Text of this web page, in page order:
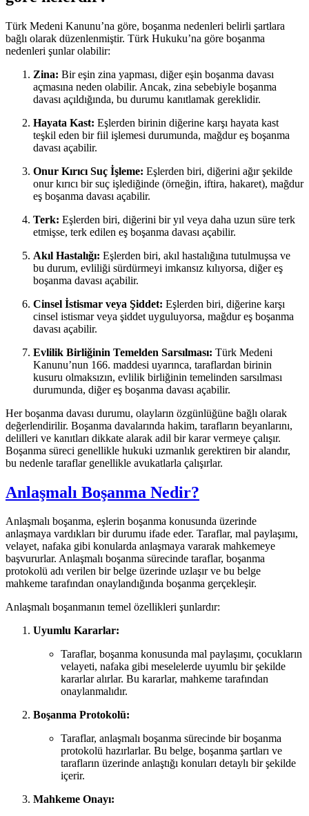
Türk Medeni Kanunu’na göre, boşanma nedenleri belirli şartlara
bağlı olarak düzenlenmiştir. Türk Hukuku’na göre boşanma
nedenleri şunlar olabilir:
Zina: Bir eşin zina yapması, diğer eşin boşanma davası
açmasına neden olabilir. Ancak, zina sebebiyle boşanma
davası açıldığında, bu durumu kanıtlamak gereklidir.
Hayata Kast: Eşlerden birinin diğerine karşı hayata kast
teşkil eden bir fiil işlemesi durumunda, mağdur eş boşanma
davası açabilir.
Onur Kırıcı Suç İşleme: Eşlerden biri, diğerini ağır şekilde
onur kırıcı bir suç işlediğinde (örneğin, iftira, hakaret), mağdur
eş boşanma davası açabilir.
Terk: Eşlerden biri, diğerini bir yıl veya daha uzun süre terk
etmişse, terk edilen eş boşanma davası açabilir.
Akıl Hastalığı: Eşlerden biri, akıl hastalığına tutulmuşsa ve
bu durum, evliliği sürdürmeyi imkansız kılıyorsa, diğer eş
boşanma davası açabilir.
Cinsel İstismar veya Şiddet: Eşlerden biri, diğerine karşı
cinsel istismar veya şiddet uyguluyorsa, mağdur eş boşanma
davası açabilir.
Evlilik Birliğinin Temelden Sarsılması: Türk Medeni
Kanunu’nun 166. maddesi uyarınca, taraflardan birinin
kusuru olmaksızın, evlilik birliğinin temelinden sarsılması
durumunda, diğer eş boşanma davası açabilir.
Her boşanma davası durumu, olayların özgünlüğüne bağlı olarak
değerlendirilir. Boşanma davalarında hakim, tarafların beyanlarını,
delilleri ve kanıtları dikkate alarak adil bir karar vermeye çalışır.
Boşanma süreci genellikle hukuki uzmanlık gerektiren bir alandır,
bu nedenle taraflar genellikle avukatlarla çalışırlar.
Anlaşmalı Boşanma Nedir?
Anlaşmalı boşanma, eşlerin boşanma konusunda üzerinde
anlaşmaya vardıkları bir durumu ifade eder. Taraflar, mal paylaşımı,
velayet, nafaka gibi konularda anlaşmaya vararak mahkemeye
başvururlar. Anlaşmalı boşanma sürecinde taraflar, boşanma
protokolü adı verilen bir belge üzerinde uzlaşır ve bu belge
mahkeme tarafından onaylandığında boşanma gerçekleşir.
Anlaşmalı boşanmanın temel özellikleri şunlardır:
Uyumlu Kararlar:
Taraflar, boşanma konusunda mal paylaşımı, çocukların
velayeti, nafaka gibi meselelerde uyumlu bir şekilde
kararlar alırlar. Bu kararlar, mahkeme tarafından
onaylanmalıdır.
Boşanma Protokolü:
Taraflar, anlaşmalı boşanma sürecinde bir boşanma
protokolü hazırlarlar. Bu belge, boşanma şartları ve
tarafların üzerinde anlaştığı konuları detaylı bir şekilde
içerir.
Mahkeme Onayı: